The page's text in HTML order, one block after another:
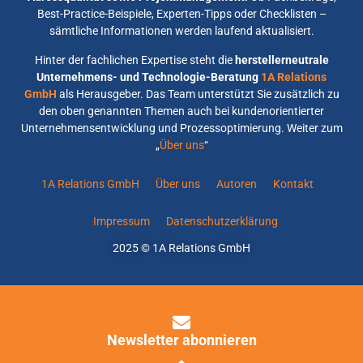
Best-Practice-Beispiele, Experten-Tipps oder Checklisten –
sämtliche Informationen werden laufend aktualisiert.
Hinter der fachlichen Expertise steht die herstellerneutrale
Unternehmens- und Technologie-Beratung 1A Relations
GmbH als Herausgeber. Das Team unterstützt Sie zusätzlich zu
den oben genannten Themen auch bei kundenorientierter
Unternehmensentwicklung und Prozessoptimierung. Weiter zum
„Über uns“
1A Relations GmbH Über uns Autoren Kontakt
Impressum Datenschutzerklärung
2025 © 1A Relations GmbH
Newsletter abonnieren